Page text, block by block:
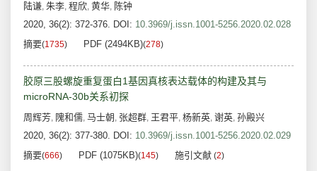
陆谦, 朱李, 程欣, 黄华, 陈钟
2020, 36(2): 372-376. DOI: 10.3969/j.issn.1001-5256.2020.02.028
摘要(1735) PDF (2494KB)(278)
胶原三股螺旋重复蛋白1基因真核表达载体的构建及其与
microRNA-30b关系初探
周辉芳, 隗和儒, 马士朝 , 张超群, 王君平, 杨新英, 谢英, 孙殿兴
2020, 36(2): 377-380. DOI: 10.3969/j.issn.1001-5256.2020.02.029
摘要(666) PDF (1075KB)(145) 施引文献 (2)